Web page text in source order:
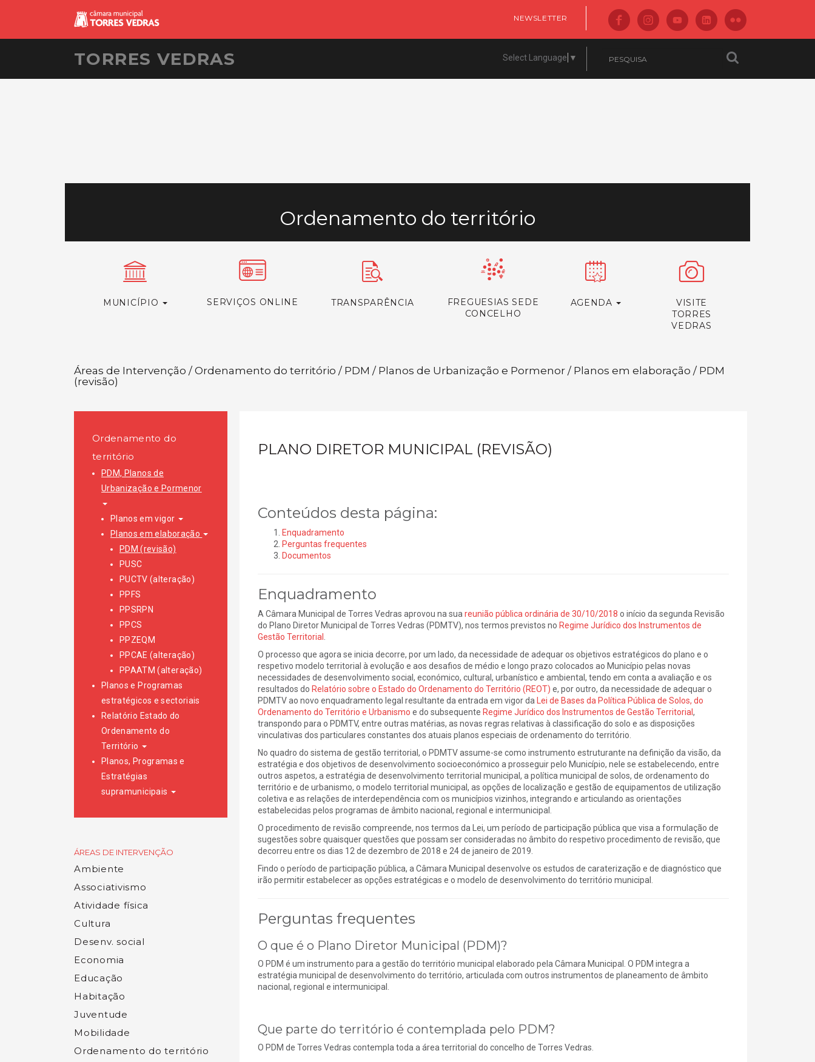
NEWSLETTER
TORRES VEDRAS Select Language ▼
Ordenamento do território
MUNICÍPIO SERVIÇOS ONLINE TRANSPARÊNCIA
FREGUESIAS SEDE
CONCELHO
AGENDA
VISITE
TORRES
VEDRAS
Áreas de Intervenção / Ordenamento do território / PDM / Planos de Urbanização e Pormenor / Planos em elaboração / PDM
(revisão)
Ordenamento do
território
PDM, Planos de
Urbanização e Pormenor
Planos em vigor
Planos em elaboração
PDM (revisão)
PUSC
PUCTV (alteração)
PPFS
PPSRPN
PPCS
PPZEQM
PPCAE (alteração)
PPAATM (alteração)
Planos e Programas
estratégicos e sectoriais
Relatório Estado do
Ordenamento do
Território
Planos, Programas e
Estratégias
supramunicipais
ÁREAS DE INTERVENÇÃO
Ambiente
Associativismo
Atividade física
Cultura
Desenv. social
Economia
Educação
Habitação
Juventude
Mobilidade
Ordenamento do território
PLANO DIRETOR MUNICIPAL (REVISÃO)
Conteúdos desta página:
Enquadramento
Perguntas frequentes
Documentos
Enquadramento
A Câmara Municipal de Torres Vedras aprovou na sua reunião pública ordinária de 30/10/2018 o início da segunda Revisão
do Plano Diretor Municipal de Torres Vedras (PDMTV), nos termos previstos no Regime Jurídico dos Instrumentos de
Gestão Territorial
O processo que agora se inicia decorre, por um lado, da necessidade de adequar os objetivos estratégicos do plano e o
respetivo modelo territorial à evolução e aos desafios de médio e longo prazo colocados ao Município pelas novas
necessidades de desenvolvimento social, económico, cultural, urbanístico e ambiental, tendo em conta a avaliação e os
resultados do Relatório sobre o Estado do Ordenamento do Território (REOT) e, por outro, da necessidade de adequar o
PDMTV ao novo enquadramento legal resultante da entrada em vigor da
Lei de Bases da Política Pública de Solos, do
Ordenamento do Território e Urbanismo e do subsequente Regime Jurídico dos Instrumentos de Gestão Territorial ,
transpondo para o PDMTV, entre outras matérias, as novas regras relativas à classificação do solo e as disposições
vinculativas dos particulares constantes dos atuais planos especiais de ordenamento do território.
No quadro do sistema de gestão territorial, o PDMTV assume-se como instrumento estruturante na definição da visão, da
estratégia e dos objetivos de desenvolvimento socioeconómico a prosseguir pelo Município, nele se estabelecendo, entre
outros aspetos, a estratégia de desenvolvimento territorial municipal, a política municipal de solos, de ordenamento do
território e de urbanismo, o modelo territorial municipal, as opções de localização e gestão de equipamentos de utilização
coletiva e as relações de interdependência com os municípios vizinhos, integrando e articulando as orientações
estabelecidas pelos programas de âmbito nacional, regional e intermunicipal.
O procedimento de revisão compreende, nos termos da Lei, um período de participação pública que visa a formulação de
sugestões sobre quaisquer questões que possam ser consideradas no âmbito do respetivo procedimento de revisão, que
decorreu entre os dias 12 de dezembro de 2018 e 24 de janeiro de 2019.
Findo o período de participação pública, a Câmara Municipal desenvolve os estudos de caraterização e de diagnóstico que
irão permitir estabelecer as opções estratégicas e o modelo de desenvolvimento do território municipal.
Perguntas frequentes
O que é o Plano Diretor Municipal (PDM)?
O PDM é um instrumento para a gestão do território municipal elaborado pela Câmara Municipal. O PDM integra a
estratégia municipal de desenvolvimento do território, articulada com outros instrumentos de planeamento de âmbito
nacional, regional e intermunicipal.
Que parte do território é contemplada pelo PDM?
O PDM de Torres Vedras contempla toda a área territorial do concelho de Torres Vedras.